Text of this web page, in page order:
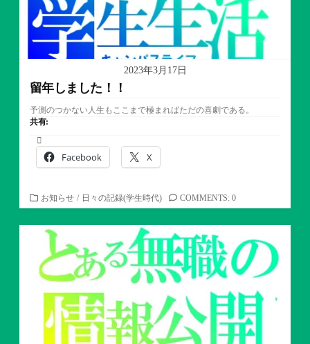
2023年3月17日
留年しました！！
予測のつかない人生もここまで極まればただの喜劇である。
共有:
Facebook X
カ
テ
ゴ
お知らせ / 日々の記録(学生時代) COMMENTS: 0